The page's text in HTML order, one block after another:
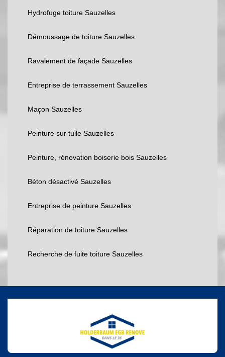
Hydrofuge toiture Sauzelles
Démoussage de toiture Sauzelles
Ravalement de façade Sauzelles
Entreprise de terrassement Sauzelles
Maçon Sauzelles
Peinture sur tuile Sauzelles
Peinture, rénovation boiserie bois Sauzelles
Béton désactivé Sauzelles
Entreprise de peinture Sauzelles
Réparation de toiture Sauzelles
Recherche de fuite toiture Sauzelles